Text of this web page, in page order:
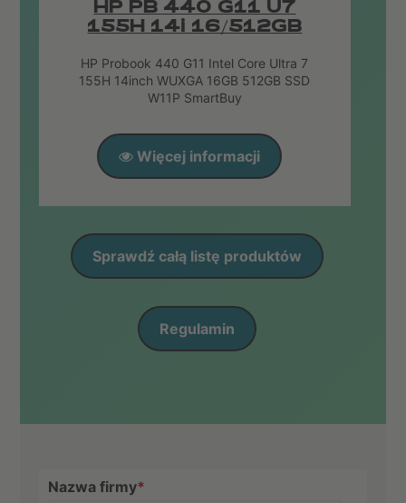
HP PB 440 G11 U7
155H 14i 16/512GB
HP Probook 440 G11 Intel Core Ultra 7
155H 14inch WUXGA 16GB 512GB SSD
W11P SmartBuy
Więcej informacji
Sprawdź całą listę produktów
Regulamin
*
Nazwa firmy